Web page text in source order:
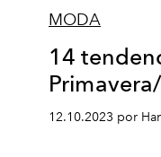
MODA
14
12.10.2023 por